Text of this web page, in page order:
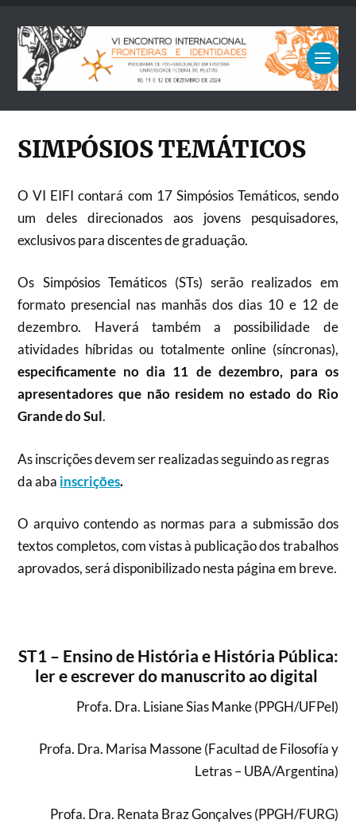
SIMPÓSIOS TEMÁTICOS
O VI EIFI contará com 17 Simpósios Temáticos, sendo
um deles direcionados aos jovens pesquisadores,
exclusivos para discentes de graduação.
Os Simpósios Temáticos (STs) serão realizados em
formato presencial nas manhãs dos dias 10 e 12 de
dezembro. Haverá também a possibilidade de
atividades híbridas ou totalmente online (síncronas),
especificamente no dia 11 de dezembro, para os
apresentadores que não residem no estado do Rio
Grande do Sul.
As inscrições devem ser realizadas seguindo as regras
da aba inscrições.
O arquivo contendo as normas para a submissão dos
textos completos, com vistas à publicação dos trabalhos
aprovados, será disponibilizado nesta página em breve.
ST1 – Ensino de História e História Pública:
ler e escrever do manuscrito ao digital
Profa. Dra. Lisiane Sias Manke (PPGH/UFPel)
Profa. Dra. Marisa Massone (Facultad de Filosofía y
Letras – UBA/Argentina)
Profa. Dra. Renata Braz Gonçalves (PPGH/FURG)